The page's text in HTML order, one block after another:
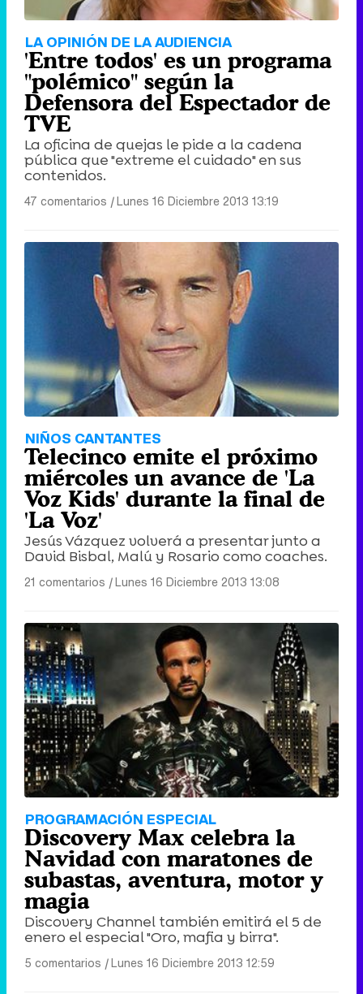
LA OPINIÓN DE LA AUDIENCIA
'Entre todos' es un programa
"polémico" según la
Defensora del Espectador de
TVE
La oficina de quejas le pide a la cadena
pública que "extreme el cuidado" en sus
contenidos.
47 comentarios |Lunes 16 Diciembre 2013 13:19
NIÑOS CANTANTES
Telecinco emite el próximo
miércoles un avance de 'La
Voz Kids' durante la final de
'La Voz'
Jesús Vázquez volverá a presentar junto a
David Bisbal, Malú y Rosario como coaches.
21 comentarios |Lunes 16 Diciembre 2013 13:08
PROGRAMACIÓN ESPECIAL
Discovery Max celebra la
Navidad con maratones de
subastas, aventura, motor y
magia
Discovery Channel también emitirá el 5 de
enero el especial "Oro, mafia y birra".
5 comentarios |Lunes 16 Diciembre 2013 12:59